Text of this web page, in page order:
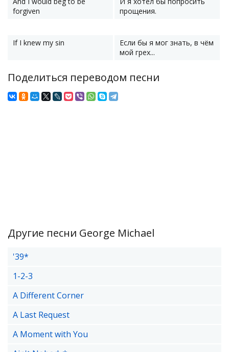
forgiven
прощения.
If I knew my sin
Если бы я мог знать, в чём
мой грех...
Поделиться переводом песни
Другие песни George Michael
'39*
1-2-3
A Different Corner
A Last Request
A Moment with You